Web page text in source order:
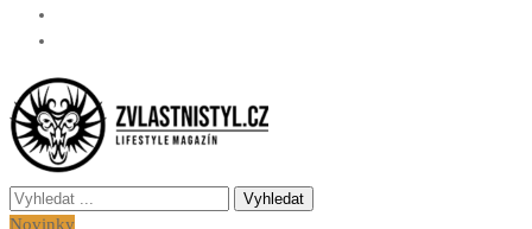
Zvlastnistyl.cz
Pramen kultury, zábavy a životního stylu
Vyhledávání
pro:
Novinky